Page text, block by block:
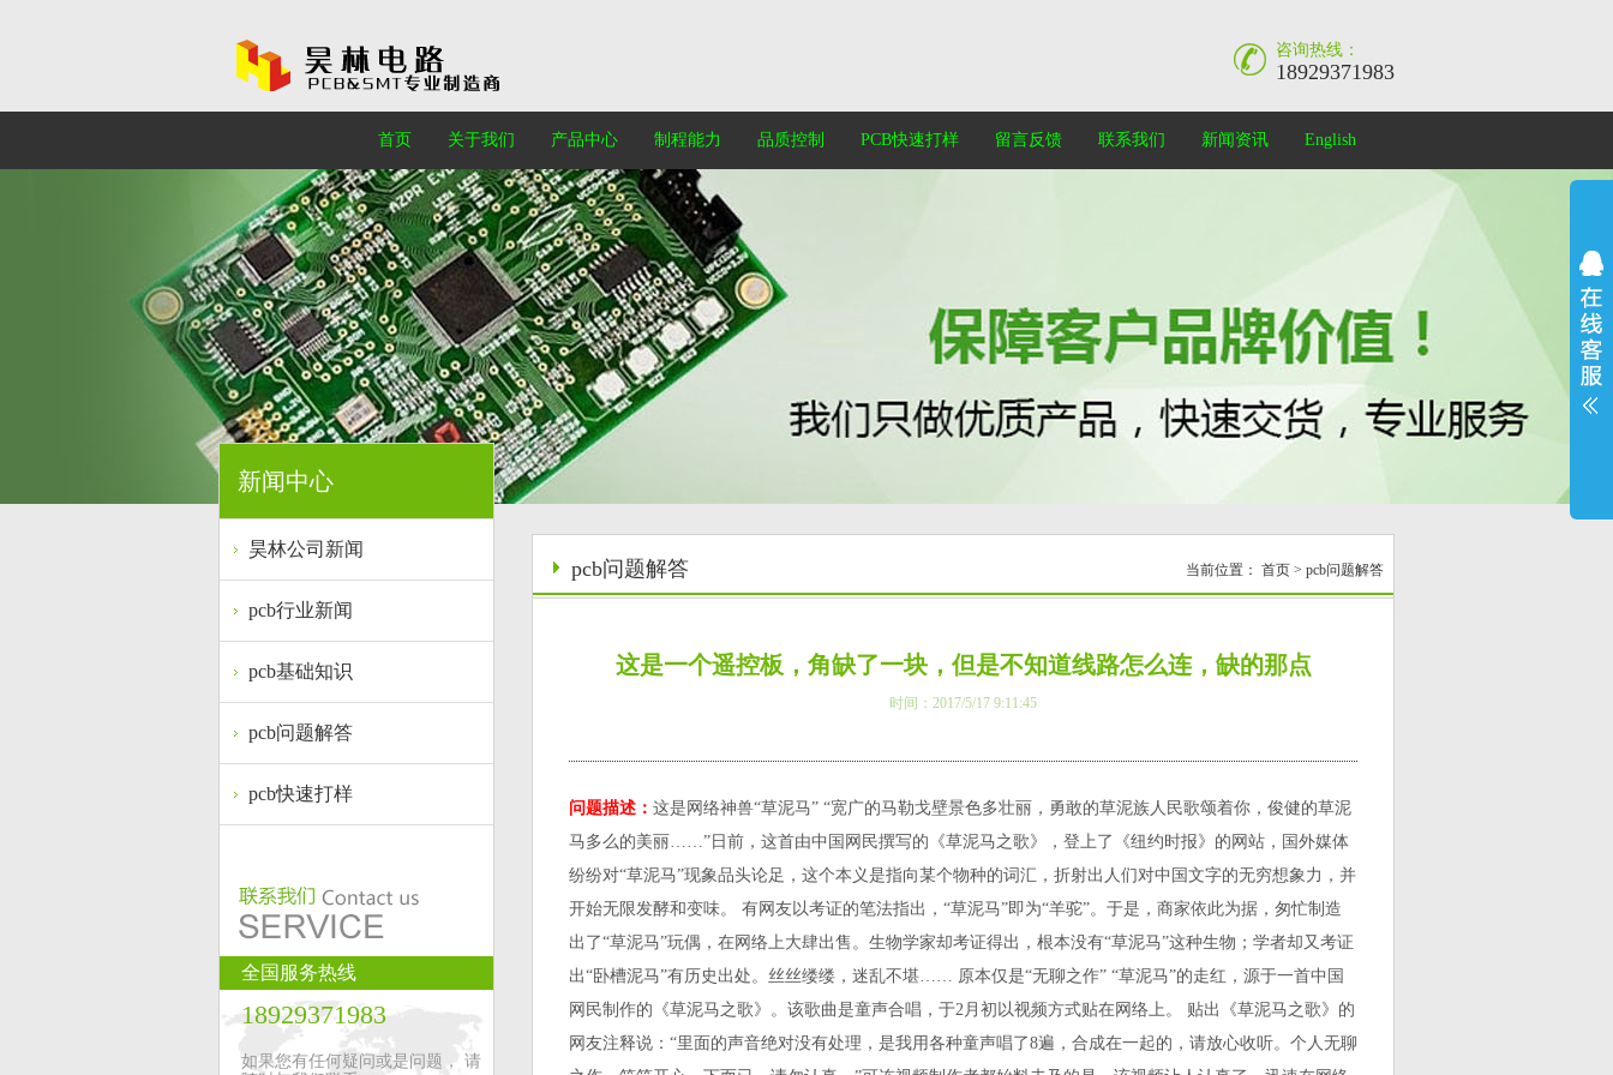
咨询热线：
18929371983
首页 关于我们 产品中心 制程能力 品质控制 PCB快速打样 留言反馈 联系我们 新闻资讯 English
新闻中心
昊林公司新闻
pcb行业新闻
pcb基础知识
pcb问题解答
pcb快速打样
全国服务热线
18929371983
如果您有任何疑问或是问题， 请
pcb问题解答 当前位置： 首页 > pcb问题解答
这是一个遥控板，角缺了一块，但是不知道线路怎么连，缺的那点
时间：2017/5/17 9:11:45
问题描述： 这是网络神兽“草泥马” “宽广的马勒戈壁景色多壮丽，勇敢的草泥族人民歌颂着你，俊健的草泥
马多么的美丽……”日前，这首由中国网民撰写的《草泥马之歌》，登上了《纽约时报》的网站，国外媒体
纷纷对“草泥马”现象品头论足，这个本义是指向某个物种的词汇，折射出人们对中国文字的无穷想象力，并
开始无限发酵和变味。 有网友以考证的笔法指出，“草泥马”即为“羊驼”。于是，商家依此为据，匆忙制造
出了“草泥马”玩偶，在网络上大肆出售。生物学家却考证得出，根本没有“草泥马”这种生物；学者却又考证
出“卧槽泥马”有历史出处。丝丝缕缕，迷乱不堪…… 原本仅是“无聊之作” “草泥马”的走红，源于一首中国
网民制作的《草泥马之歌》。该歌曲是童声合唱，于2月初以视频方式贴在网络上。 贴出《草泥马之歌》的
网友注释说：“里面的声音绝对没有处理，是我用各种童声唱了8遍，合成在一起的，请放心收听。个人无聊